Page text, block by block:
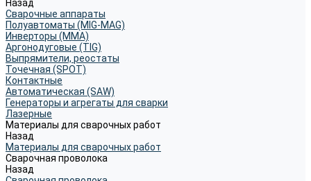
Назад
Сварочные аппараты
Полуавтоматы (MIG-MAG)
Инверторы (MMA)
Аргонодуговые (TIG)
Выпрямители, реостаты
Точечная (SPOT)
Контактные
Автоматическая (SAW)
Генераторы и агрегаты для сварки
Лазерные
Материалы для сварочных работ
Назад
Материалы для сварочных работ
Сварочная проволока
Назад